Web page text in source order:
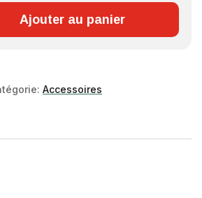
Ajouter au panier
Accessoires